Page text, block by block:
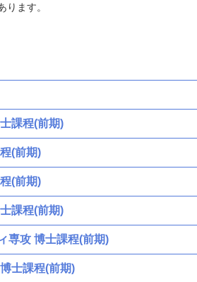
ます。
課程(前期)
(前期)
(前期)
課程(前期)
専攻 博士課程(前期)
士課程(前期)